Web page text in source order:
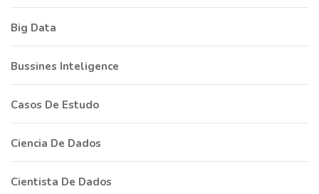
Big Data
Bussines Inteligence
Casos De Estudo
Ciencia De Dados
Cientista De Dados